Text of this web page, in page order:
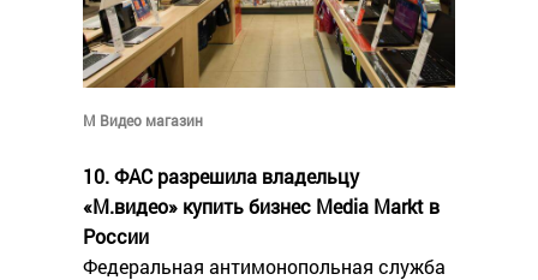
М Видео магазин
10. ФАС разрешила владельцу
«М.видео» купить бизнес Media Markt в
России
Федеральная антимонопольная служба